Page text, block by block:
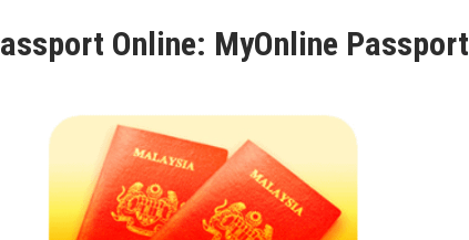
Online: MyOnline Passport